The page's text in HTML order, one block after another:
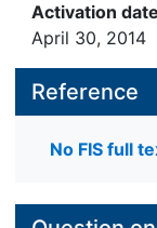
Activation
April 30, 2014
Reference
No FIS full